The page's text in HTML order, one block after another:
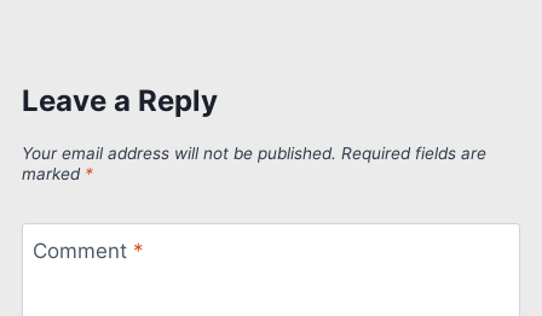
Leave a Reply
Your email address will not be published. Required fields are
marked *
Comment *